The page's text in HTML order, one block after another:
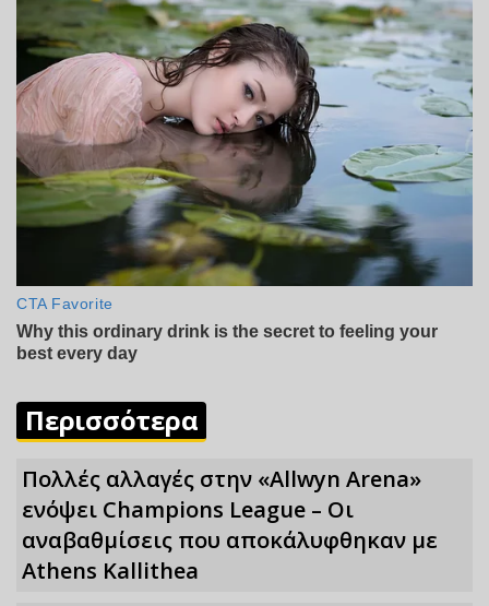
Περισσότερα
Πολλές αλλαγές στην «Allwyn Arena»
ενόψει Champions League – Οι
αναβαθμίσεις που αποκάλυφθηκαν με
Athens Kallithea